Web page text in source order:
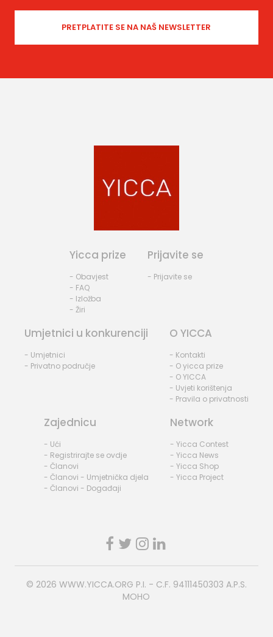
Yicca prize
- Obavjest
- FAQ
- Izložba
- Žiri
Prijavite se
- Prijavite se
Umjetnici u konkurenciji
- Umjetnici
- Privatno područje
O YICCA
- Kontakti
- O yicca prize
- O YICCA
- Uvjeti korištenja
- Pravila o privatnosti
Zajednicu
- Ući
- Registrirajte se ovdje
- Članovi
- Članovi - Umjetnička djela
- Članovi - Događaji
Network
- Yicca Contest
- Yicca News
- Yicca Shop
- Yicca Project
© 2026 WWW.YICCA.ORG P.I. - C.F. 94111450303 A.P.S.
MOHO